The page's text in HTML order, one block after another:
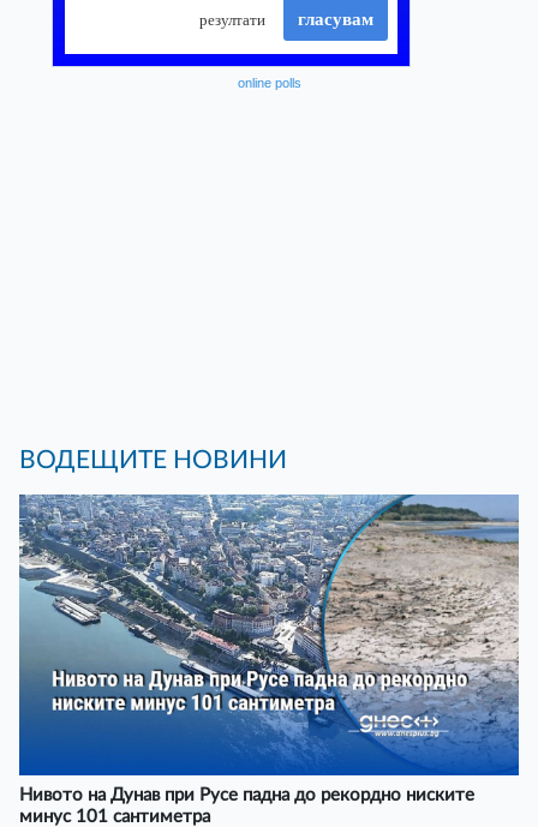
online polls
ВОДЕЩИТЕ НОВИНИ
Нивото на Дунав при Русе падна до рекордно ниските
минус 101 сантиметра